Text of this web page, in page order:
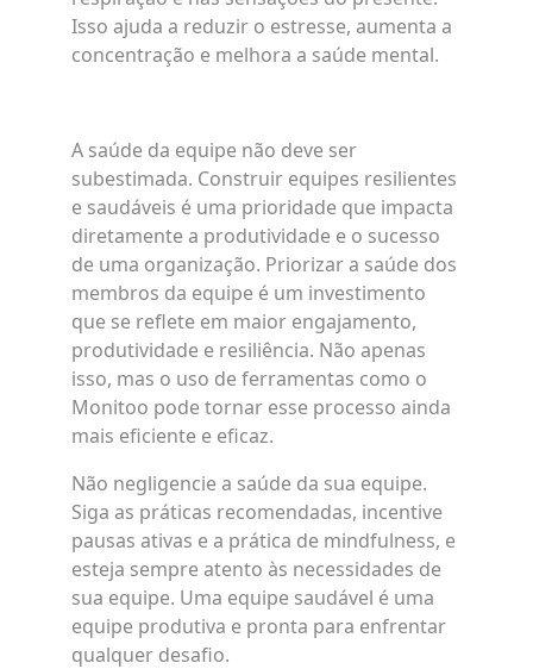
Isso ajuda a reduzir o estresse, aumenta a
concentração e melhora a saúde mental.
A saúde da equipe não deve ser
subestimada. Construir equipes resilientes
e saudáveis é uma prioridade que impacta
diretamente a produtividade e o sucesso
de uma organização. Priorizar a saúde dos
membros da equipe é um investimento
que se reflete em maior engajamento,
produtividade e resiliência. Não apenas
isso, mas o uso de ferramentas como o
Monitoo pode tornar esse processo ainda
mais eficiente e eficaz.
Não negligencie a saúde da sua equipe.
Siga as práticas recomendadas, incentive
pausas ativas e a prática de mindfulness, e
esteja sempre atento às necessidades de
sua equipe. Uma equipe saudável é uma
equipe produtiva e pronta para enfrentar
qualquer desafio.